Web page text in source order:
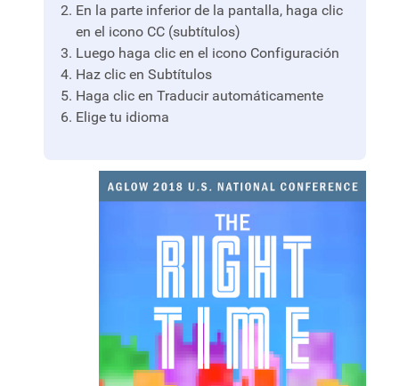
En la parte inferior de la pantalla, haga clic
en el icono CC (subtítulos)
Luego haga clic en el icono Configuración
Haz clic en Subtítulos
Haga clic en Traducir automáticamente
Elige tu idioma